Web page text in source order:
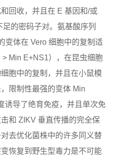
回收，并且在 E 基因和/或
的密码子对。氨基酸序列
变体在 Vero 细胞中的复制适
Min E+NS1），在昆虫细胞
胞中的复制，并且在小鼠模
限制性最强的变体 Min
诱导了绝育免疫，并且单次免
和 ZIKV 垂直传播的完全保
去优化菌株中的许多同义替
恢复到野生型毒力是不可能